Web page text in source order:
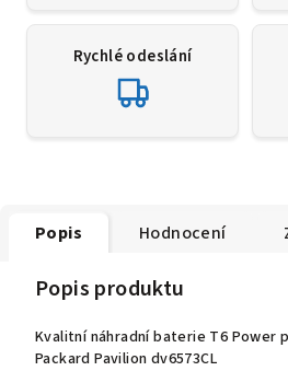
Rychlé odeslání
Popis Hodnocení
Popis produktu
Kvalitní náhradní baterie T6 Power
Packard Pavilion dv6573CL